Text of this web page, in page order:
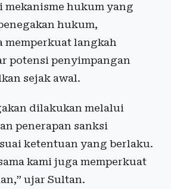
hukum yang
hukum,
memperkuat langkah
potensi penyimpangan
sejak awal.
dilakukan melalui
penerapan sanksi
ketentuan yang berlaku.
kami juga memperkuat
ujar Sultan.